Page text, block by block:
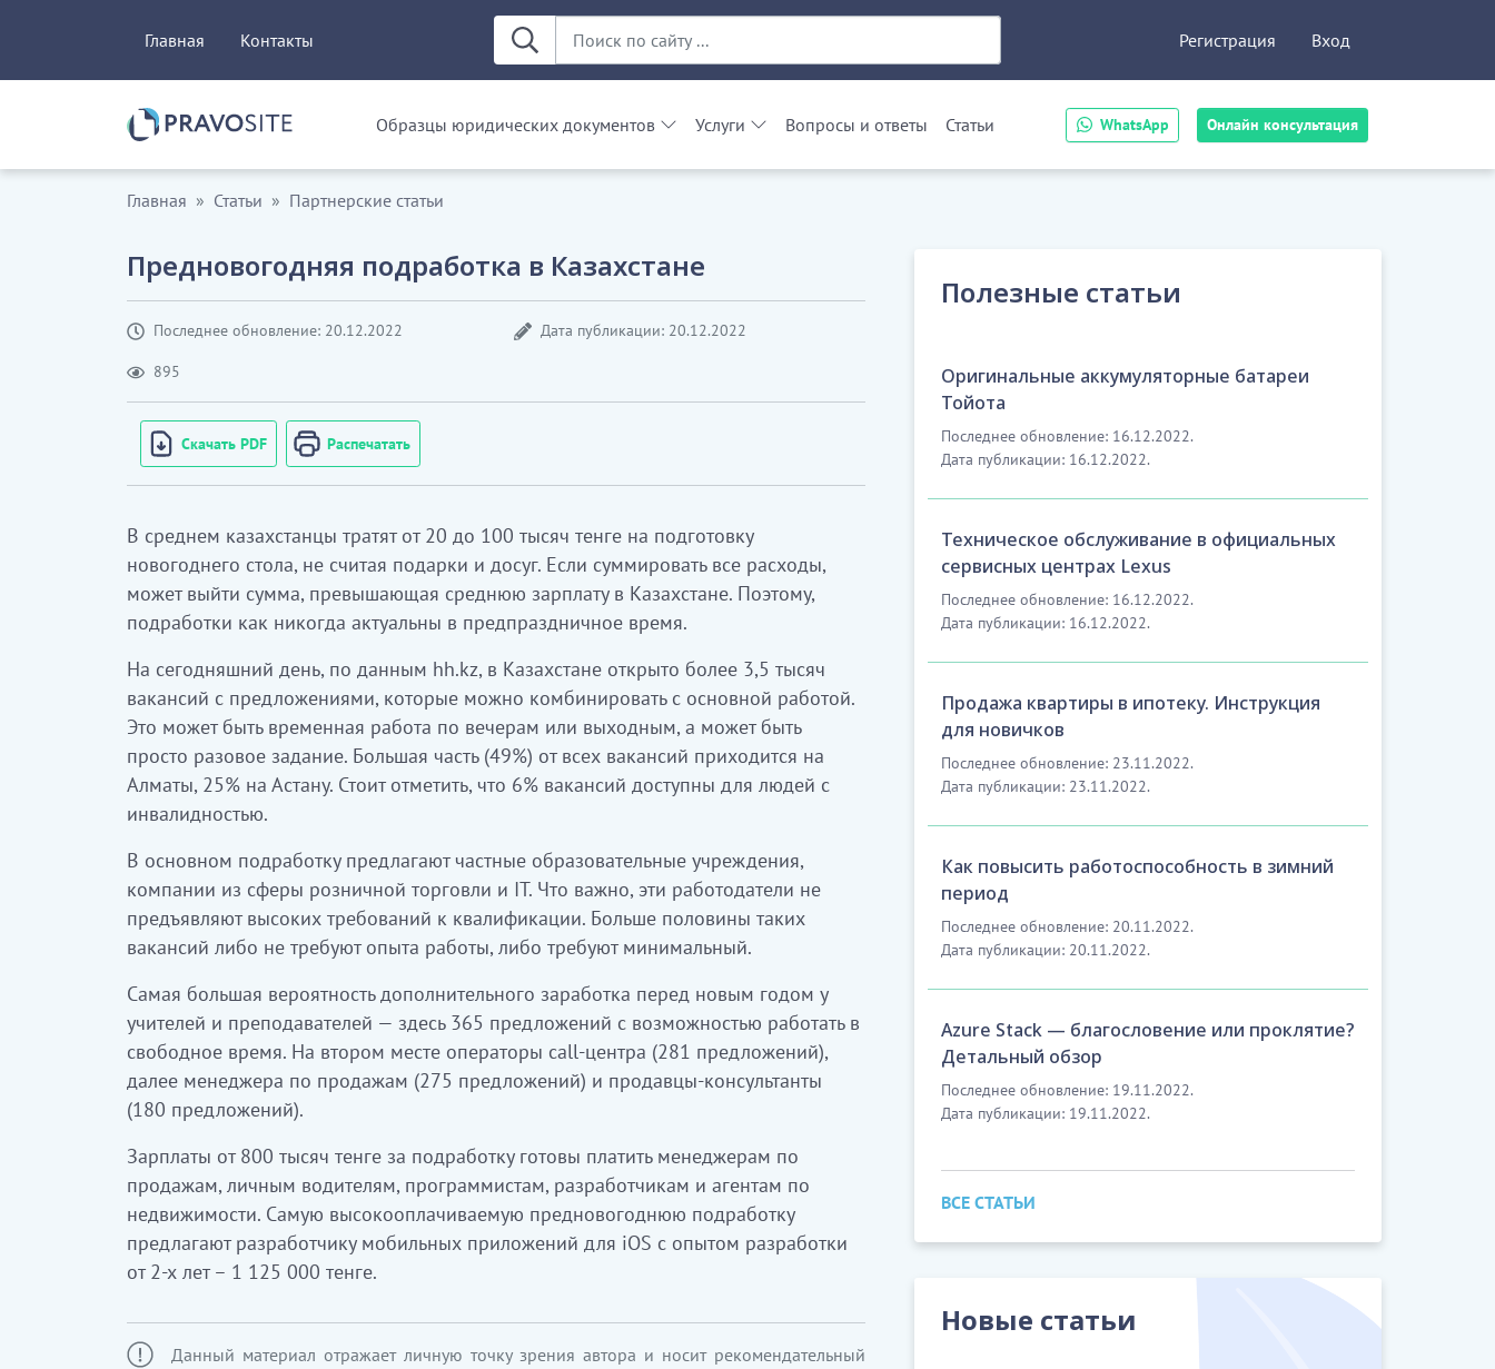
WhatsApp Онлайн консультация
Главная Контакты Регистрация Вход
Образцы юридических документов Услуги Вопросы и ответы Статьи
Главная Статьи Партнерские статьи
Предновогодняя подработка в Казахстане
Последнее обновление: 20.12.2022 Дата публикации: 20.12.2022
895
Скачать PDF Распечатать
В среднем казахстанцы тратят от 20 до 100 тысяч тенге на подготовку
новогоднего стола, не считая подарки и досуг. Если суммировать все расходы,
может выйти сумма, превышающая среднюю зарплату в Казахстане. Поэтому,
подработки как никогда актуальны в предпраздничное время.
На сегодняшний день, по данным hh.kz, в Казахстане открыто более 3,5 тысяч
вакансий с предложениями, которые можно комбинировать с основной работой.
Это может быть временная работа по вечерам или выходным, а может быть
просто разовое задание. Большая часть (49%) от всех вакансий приходится на
Алматы, 25% на Астану. Стоит отметить, что 6% вакансий доступны для людей с
инвалидностью.
В основном подработку предлагают частные образовательные учреждения,
компании из сферы розничной торговли и IT. Что важно, эти работодатели не
предъявляют высоких требований к квалификации. Больше половины таких
вакансий либо не требуют опыта работы, либо требуют минимальный.
Самая большая вероятность дополнительного заработка перед новым годом у
учителей и преподавателей — здесь 365 предложений с возможностью работать в
свободное время. На втором месте операторы call-центра (281 предложений),
далее менеджера по продажам (275 предложений) и продавцы-консультанты
(180 предложений).
Зарплаты от 800 тысяч тенге за подработку готовы платить менеджерам по
продажам, личным водителям, программистам, разработчикам и агентам по
недвижимости. Самую высокооплачиваемую предновогоднюю подработку
предлагают разработчику мобильных приложений для iOS с опытом разработки
от 2-х лет – 1 125 000 тенге.
Данный материал отражает личную точку зрения автора и носит рекомендательный
Полезные статьи
Оригинальные аккумуляторные батареи
Тойота
Последнее обновление: 16.12.2022.
Дата публикации: 16.12.2022.
Техническое обслуживание в официальных
сервисных центрах Lexus
Последнее обновление: 16.12.2022.
Дата публикации: 16.12.2022.
Продажа квартиры в ипотеку. Инструкция
для новичков
Последнее обновление: 23.11.2022.
Дата публикации: 23.11.2022.
Как повысить работоспособность в зимний
период
Последнее обновление: 20.11.2022.
Дата публикации: 20.11.2022.
Azure Stack — благословение или проклятие?
Детальный обзор
Последнее обновление: 19.11.2022.
Дата публикации: 19.11.2022.
ВСЕ СТАТЬИ
Новые статьи